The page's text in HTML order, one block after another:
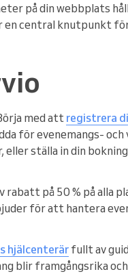
på din webbplats
en central knutpunkt
med att registrera
för evenemangs-
eller ställa in din
rabatt på 50 % på alla
för att hantera
hjälcenterär fullt av
blir framgångsrika